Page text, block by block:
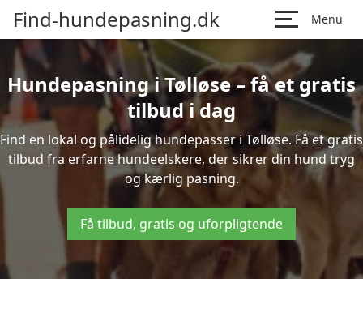
Find-hundepasning.dk Menu
Hundepasning i Tølløse – få et gratis
tilbud i dag
Find en lokal og pålidelig hundepasser i Tølløse. Få et gratis
tilbud fra erfarne hundeelskere, der sikrer din hund tryg
og kærlig pasning.
Få tilbud, gratis og uforpligtende